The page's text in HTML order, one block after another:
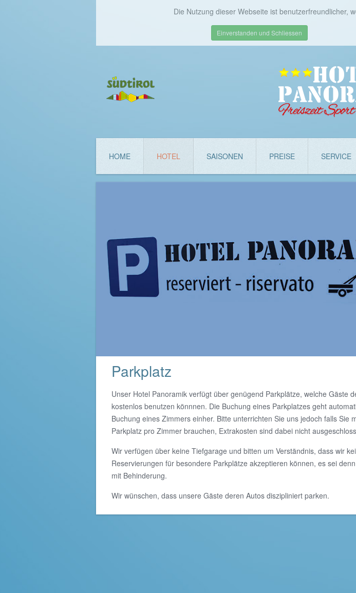
Die Nutzung dieser Webseite ist benutzerfreundlicher,
Einverstanden und Schliessen
HOME HOTEL SAISONEN PREISE SERVICE
Parkplatz
Unser Hotel Panoramik verfügt über genügend Parkplätze, welche Gäste
kostenlos benutzen könnnen. Die Buchung eines Parkplatzes geht
Buchung eines Zimmers einher. Bitte unterrichten Sie uns jedoch falls Sie
Parkplatz pro Zimmer brauchen, Extrakosten sind dabei nicht
Wir verfügen über keine Tiefgarage und bitten um Verständnis, dass wir
Reservierungen für besondere Parkplätze akzeptieren können, es sei
mit Behinderung.
Wir wünschen, dass unsere Gäste deren Autos diszipliniert parken.